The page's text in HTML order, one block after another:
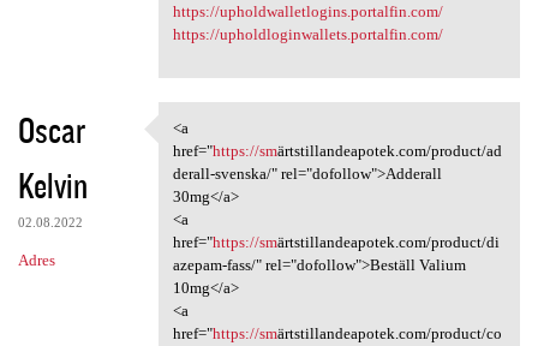
https://upholdwalletlogins.portalfin.com/
https://upholdloginwallets.portalfin.com/
Oscar
Kelvin
02.08.2022
Adres
<a href="https:/
<a
href="https://smärtstillandeapotek.com/product/ad
derall-svenska/" rel="dofollow">Adderall
30mg</a>
<a
href="https://smärtstillandeapotek.com/product/di
azepam-fass/" rel="dofollow">Beställ Valium
10mg</a>
<a
href="https://smärtstillandeapotek.com/product/co